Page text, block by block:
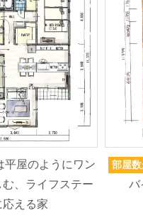
平屋のようにワン
、ライフステー
応える家
部屋
バ